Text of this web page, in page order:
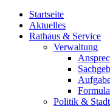
Startseite
Aktuelles
Rathaus & Service
Verwaltung
Politik &